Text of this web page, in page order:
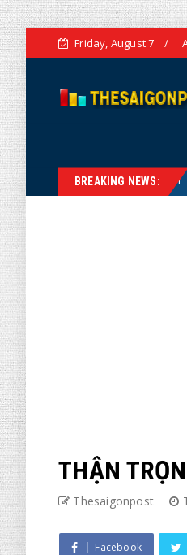
Friday, August 7
BREAKING NEWS:
Vision Hotnews
THẬN
Thesaigonpost
Facebook